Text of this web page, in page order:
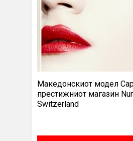
Македонскиот модел
престижниот магазин
Switzerland